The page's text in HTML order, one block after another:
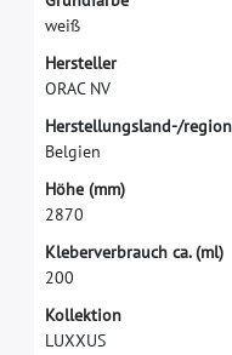
weiß
Hersteller
ORAC NV
Herstellungsland-/region
Belgien
Höhe (mm)
2870
Kleberverbrauch ca. (ml)
200
Kollektion
LUXXUS